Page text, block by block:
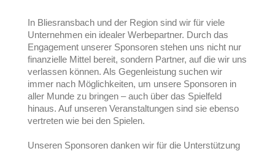
In Bliesransbach und der Region sind wir für viele
Unternehmen ein idealer Werbepartner. Durch das
Engagement unserer Sponsoren stehen uns nicht nur
finanzielle Mittel bereit, sondern Partner, auf die wir uns
verlassen können. Als Gegenleistung suchen wir
immer nach Möglichkeiten, um unsere Sponsoren in
aller Munde zu bringen – auch über das Spielfeld
hinaus. Auf unseren Veranstaltungen sind sie ebenso
vertreten wie bei den Spielen.
Unseren Sponsoren danken wir für die Unterstützung